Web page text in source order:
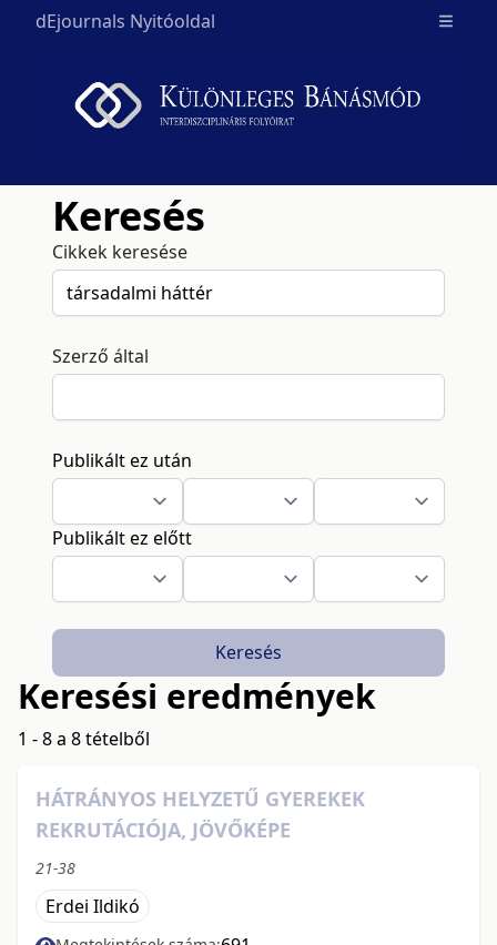
dEjournals Nyitóoldal Open
Keresés
Cikkek keresése
Szerző által
Publikált ez után
Publikált ez előtt
Keresés
Keresési eredmények
1 - 8 a 8 tételből
HÁTRÁNYOS HELYZETŰ GYEREKEK
REKRUTÁCIÓJA, JÖVŐKÉPE
21-38
Erdei Ildikó